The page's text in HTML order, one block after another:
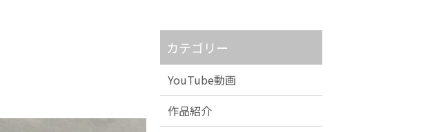
カテゴリー
YouTube動画
作品紹介